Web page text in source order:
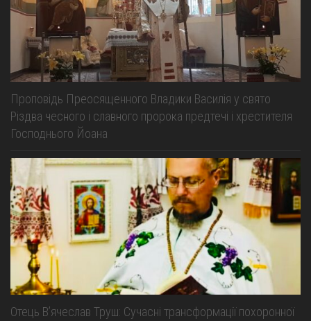
Проповідь Преосященного Владики Василія у свято
Різдва чесного і славного пророка предтечі і хрестителя
Господнього Йоана
Отець В’ячеслав Труш: Сучасні трансформації похоронної